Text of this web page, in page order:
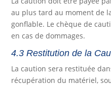
au plus tard au moment de
gonflable. Le chèque de
en cas de dommages.
4.3 Restitution de la
La caution sera restituée
récupération du matériel,